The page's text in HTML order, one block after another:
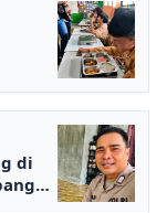
di